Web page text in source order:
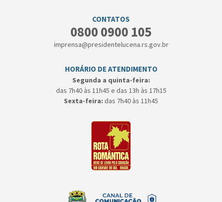
CONTATOS
0800 0900 105
imprensa@presidentelucena.rs.gov.br
HORÁRIO DE ATENDIMENTO
Segunda a quinta-feira:
das 7h40 às 11h45 e das 13h às 17h15
Sexta-feira: das 7h40 às 11h45